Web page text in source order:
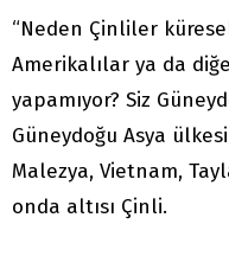
“Neden Çinliler
Amerikalılar ya da
yapamıyor? Siz
Güneydoğu Asya
Malezya, Vietnam,
onda altısı Çinli.